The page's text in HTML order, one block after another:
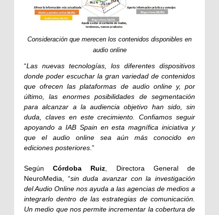
Consideración que merecen los contenidos disponibles en
audio online
“Las nuevas tecnologías, los diferentes dispositivos
donde poder escuchar la gran variedad de contenidos
que ofrecen las plataformas de audio online y, por
último, las enormes posibilidades de segmentación
para alcanzar a la audiencia objetivo han sido, sin
duda, claves en este crecimiento. Confiamos seguir
apoyando a IAB Spain en esta magnífica iniciativa y
que el audio online sea aún más conocido en
ediciones posteriores.”
SegúnCórdoba Ruiz, Directora General de
NeuroMedia, “sin duda avanzar con la investigación
del Audio Online nos ayuda a las agencias de medios a
integrarlo dentro de las estrategias de comunicación.
Un medio que nos permite incrementar la cobertura de